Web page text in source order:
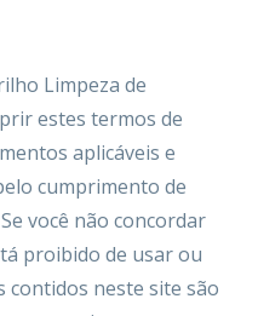
Limpeza de
estes termos de
aplicáveis ​​e
cumprimento de
você não concordar
proibido de usar ou
contidos neste site são